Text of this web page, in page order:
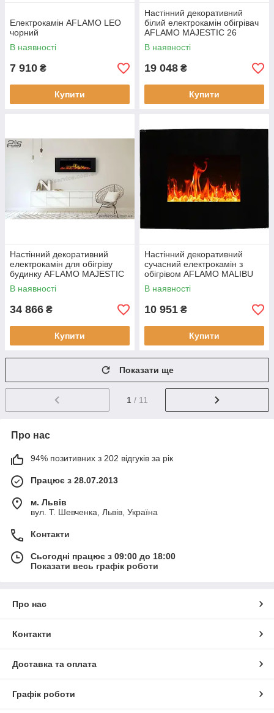
Електрокамін AFLAMO LEO
чорний
В наявності
7 910 ₴
Купити
Настінний декоративний
білий електрокамін обігрівач
AFLAMO MAJESTIC 26
WHITE для квартири, дачі,
офісу
В наявності
19 048 ₴
Купити
Настінний декоративний
електрокамін для обігріву
будинку AFLAMO MAJESTIC
60 з пультом керування
В наявності
34 866 ₴
Купити
Настінний декоративний
сучасний електрокамін з
обігрівом AFLAMO MALIBU
24 для квартири або дачі, з
пультом
В наявності
10 951 ₴
Купити
Показати ще
1 / 11
Про нас
94% позитивних з 202 відгуків за рік
Працює з 28.07.2013
м. Львів
вул. Т. Шевченка, Львів, Україна
Контакти
Сьогодні працює з 09:00 до 18:00
Показати весь графік роботи
Про нас
Контакти
Доставка та оплата
Графік роботи